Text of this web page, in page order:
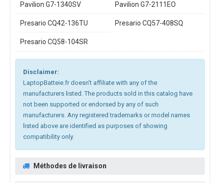
Pavilion G7-1340SV Pavilion G7-2111EO
Presario CQ42-136TU Presario CQ57-408SQ
Presario CQ58-104SR
Disclaimer:
LaptopBatteie.fr doesn't affiliate with any of the
manufacturers listed. The products sold in this catalog have
not been supported or endorsed by any of such
manufacturers. Any registered trademarks or model names
listed above are identified as purposes of showing
compatibility only.
Méthodes de livraison